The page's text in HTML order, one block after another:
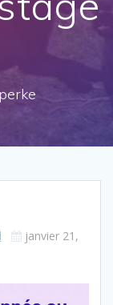
janvier 21,